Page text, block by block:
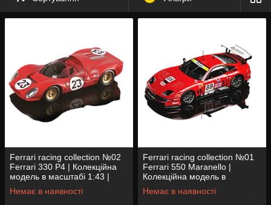
Ferrari racing collection №02
Ferrari 330 P4 | Колекційна
модель в масштабі 1:43 |
Centauria
Немає в наявності
Ferrari racing collection №01
Ferrari 550 Maranello |
Колекційна модель в
масштабі 1:43 | Centauria
Немає в наявності